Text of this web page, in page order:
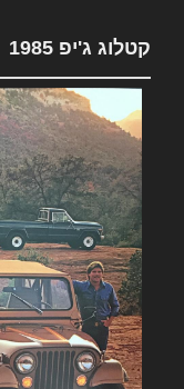
קטלוג ג'יפ 1985